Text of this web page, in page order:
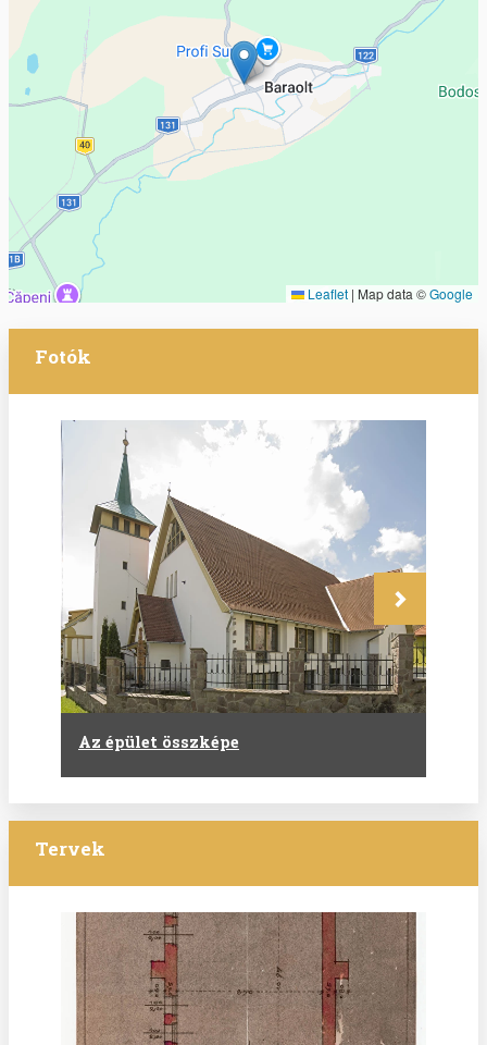
Leaflet | Map data ©Google
Fotók
Az épület összképe
Következő
Tervek